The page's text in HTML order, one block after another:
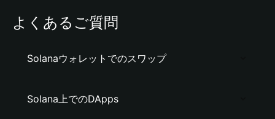
よくあるご質問
Solanaウォレットでのスワップ
Solana上でのDApps